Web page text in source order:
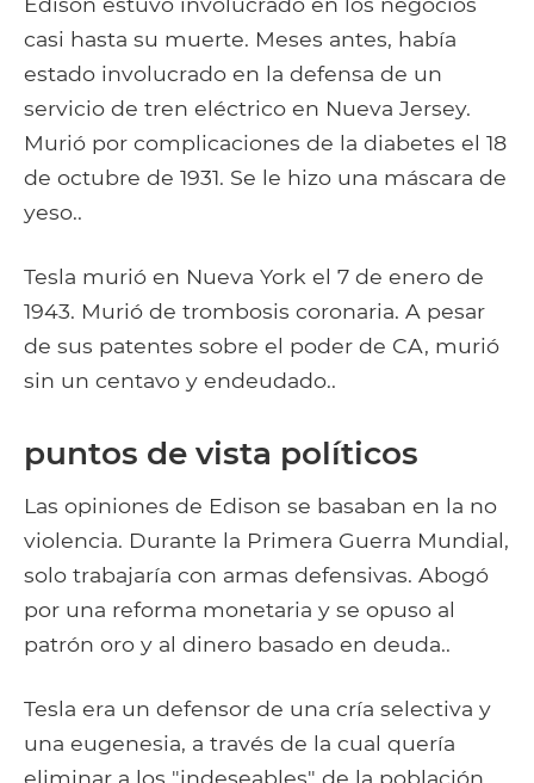
casi hasta su muerte. Meses antes, había
estado involucrado en la defensa de un
servicio de tren eléctrico en Nueva Jersey.
Murió por complicaciones de la diabetes el 18
de octubre de 1931. Se le hizo una máscara de
yeso..
Tesla murió en Nueva York el 7 de enero de
1943. Murió de trombosis coronaria. A pesar
de sus patentes sobre el poder de CA, murió
sin un centavo y endeudado..
puntos de vista políticos
Las opiniones de Edison se basaban en la no
violencia. Durante la Primera Guerra Mundial,
solo trabajaría con armas defensivas. Abogó
por una reforma monetaria y se opuso al
patrón oro y al dinero basado en deuda..
Tesla era un defensor de una cría selectiva y
una eugenesia, a través de la cual quería
eliminar a los "indeseables" de la población